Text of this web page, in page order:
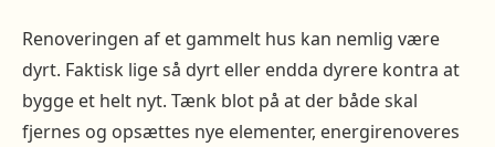
Renoveringen af et gammelt hus kan nemlig være
dyrt. Faktisk lige så dyrt eller endda dyrere kontra at
bygge et helt nyt. Tænk blot på at der både skal
fjernes og opsættes nye elementer, energirenoveres